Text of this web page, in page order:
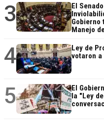
3
El
Gobierno
Manejo
4
Ley de
votaron
5
El
la "Ley